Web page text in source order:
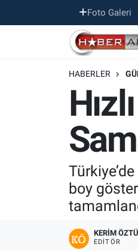
Foto Galeri
HABERLER
boy
KERIM
EDITÖR
Nöbetçi Eczaneler
Hava Durumu
Trafik Durumu
Süper Lig Puan
Tüm Manşetler
Son Dakika Haberleri
Haber Arşivi